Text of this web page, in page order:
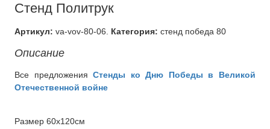
Информационные стенды
Интернет-магазин стендов
Изготовление табличек
Печать футболок
Стенд Политрук
Артикул: va-vov-80-06 Категория: стенд победа 80
Описание
Все предложенияСтенды ко Дню Победы в Великой
Отечественной войне
Размер 60х120см